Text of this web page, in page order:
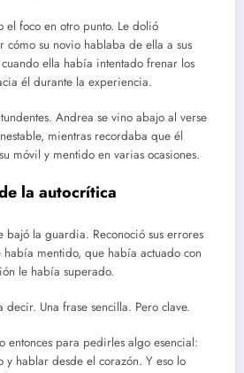
el foco en otro punto. Le dolió
cómo su novio hablaba de ella a sus
ella había intentado frenar los
él durante la experiencia.
Andrea se vino abajo al verse
mientras recordaba que él
móvil y mentido en varias ocasiones.
la autocrítica
bajó la guardia. Reconoció sus errores
mentido, que había actuado con
le había superado.
Una frase sencilla. Pero clave.
entonces para pedirles algo esencial:
hablar desde el corazón. Y eso lo